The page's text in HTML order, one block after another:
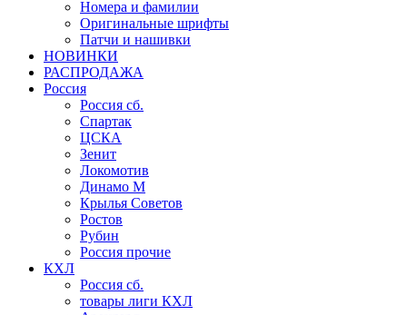
Номера и фамилии
Оригинальные шрифты
Патчи и нашивки
НОВИНКИ
РАСПРОДАЖА
Россия
Россия сб.
Спартак
ЦСКА
Зенит
Локомотив
Динамо М
Крылья Советов
Ростов
Рубин
Россия прочие
КХЛ
Россия сб.
товары лиги КХЛ